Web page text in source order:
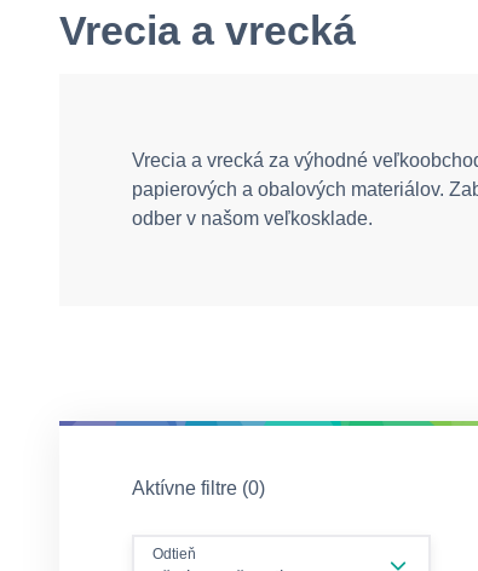
Vrecia a vrecká
Vrecia a vrecká za výhodné
papierových a obalových materiálov.
odber v našom veľkosklade.
Aktívne filtre (0)
Odtieň